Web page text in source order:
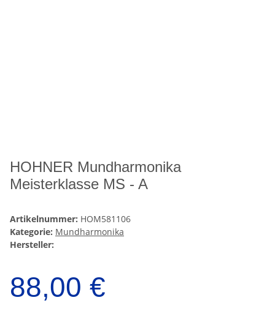
HOHNER Mundharmonika
Meisterklasse MS - A
Artikelnummer: HOM581106
Kategorie: Mundharmonika
Hersteller:
88,00 €